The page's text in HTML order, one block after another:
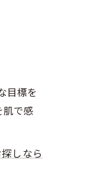
目標を
で感
しなら